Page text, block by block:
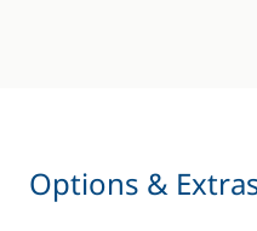
Options &